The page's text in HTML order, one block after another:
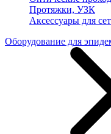
Протяжки, УЗК
Аксессуары для
Оборудование для